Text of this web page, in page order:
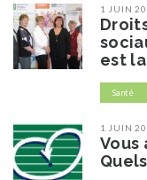
1 JUIN
est
Santé
1 JUIN
Vous